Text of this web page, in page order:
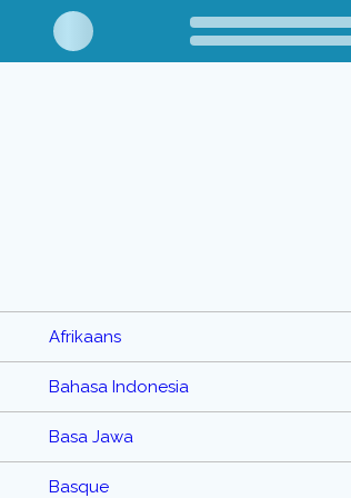
Afrikaans
Bahasa Indonesia
Basa Jawa
Basque